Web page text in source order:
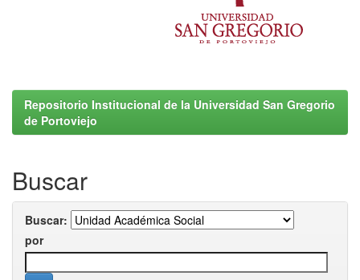
Repositorio Institucional de la Universidad San Gregorio
de Portoviejo
Buscar
Buscar:
por